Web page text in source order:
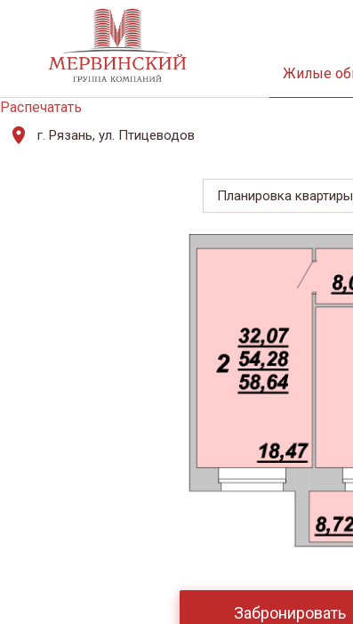
Жилые
Распечатать
г. Рязань, ул. Птицеводов
Планировка квартиры
Забронировать